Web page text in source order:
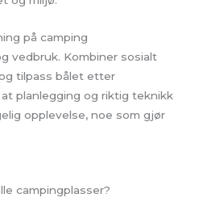
på camping
vedbruk. Kombiner sosialt
tilpass bålet etter
planlegging og riktig teknikk
opplevelse, noe som gjør
campingplasser?